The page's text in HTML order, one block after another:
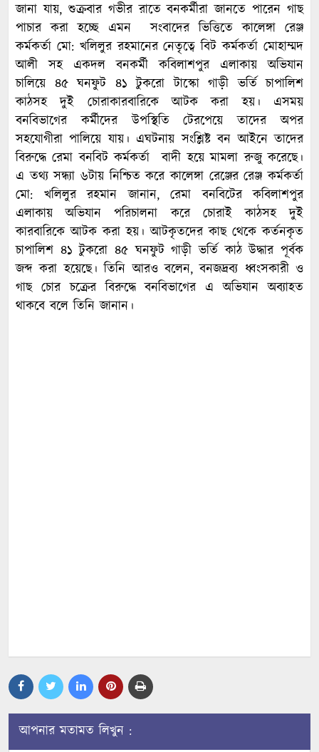
জানা যায়, শুক্রবার গভীর রাতে বনকর্মীরা জানতে পারেন গাছ
পাচার করা হচ্ছে এমন সংবাদের ভিত্তিতে কালেঙ্গা রেঞ্জ
কর্মকর্তা মো: খলিলুর রহমানের নেতৃত্বে বিট কর্মকর্তা মোহাম্মদ
আলী সহ একদল বনকর্মী কবিলাশপুর এলাকায় অভিযান
চালিয়ে ৪৫ ঘনফুট ৪১ টুকরো টাস্কো গাড়ী ভর্তি চাপালিশ
কাঠসহ দুই চোরাকারবারিকে আটক করা হয়। এসময়
বনবিভাগের কর্মীদের উপস্থিতি টেরপেয়ে তাদের অপর
সহযোগীরা পালিয়ে যায়। এঘটনায় সংশ্লিষ্ট বন আইনে তাদের
বিরুদ্ধে রেমা বনবিট কর্মকর্তা বাদী হয়ে মামলা রুজু করেছে।
এ তথ্য সন্ধ্যা ৬টায় নিশ্চিত করে কালেঙ্গা রেঞ্জের রেঞ্জ কর্মকর্তা
মো: খলিলুর রহমান জানান, রেমা বনবিটের কবিলাশপুর
এলাকায় অভিযান পরিচালনা করে চোরাই কাঠসহ দুই
কারবারিকে আটক করা হয়। আটকৃতদের কাছ থেকে কর্তনকৃত
চাপালিশ ৪১ টুকরো ৪৫ ঘনফুট গাড়ী ভর্তি কাঠ উদ্ধার পূর্বক
জব্দ করা হয়েছে। তিনি আরও বলেন, বনজদ্রব্য ধ্বংসকারী ও
গাছ চোর চক্রের বিরুদ্ধে বনবিভাগের এ অভিযান অব্যাহত
থাকবে বলে তিনি জানান।
আপনার মতামত লিখুন :